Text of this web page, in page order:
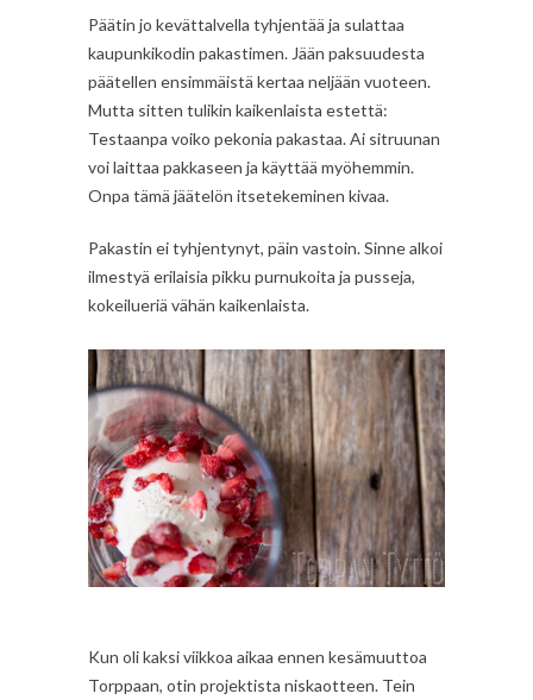
Päätin jo kevättalvella tyhjentää ja sulattaa
kaupunkikodin pakastimen. Jään paksuudesta
päätellen ensimmäistä kertaa neljään vuoteen.
Mutta sitten tulikin kaikenlaista estettä:
Testaanpa voiko pekonia pakastaa. Ai sitruunan
voi laittaa pakkaseen ja käyttää myöhemmin.
Onpa tämä jäätelön itsetekeminen kivaa.
Pakastin ei tyhjentynyt, päin vastoin. Sinne alkoi
ilmestyä erilaisia pikku purnukoita ja pusseja,
kokeilueriä vähän kaikenlaista.
Kun oli kaksi viikkoa aikaa ennen kesämuuttoa
Torppaan, otin projektista niskaotteen. Tein